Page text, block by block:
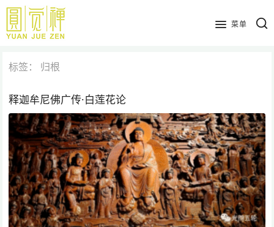
跳
主
内
菜单
标签： 归根
释迦牟尼佛广传·白莲花论